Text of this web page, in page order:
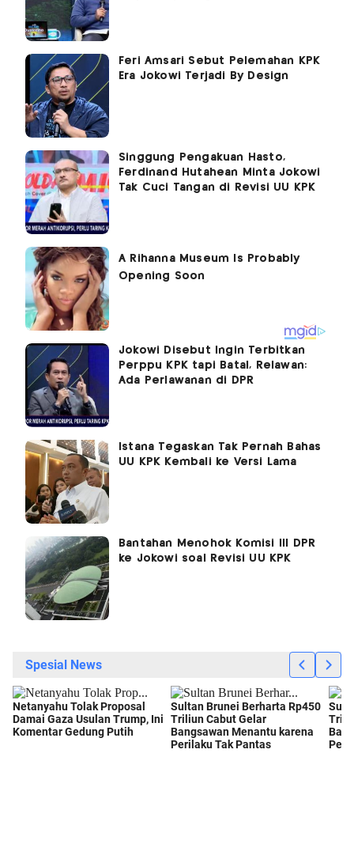
Feri Amsari Sebut Pelemahan KPK
Era Jokowi Terjadi By Design
Singgung Pengakuan Hasto,
Ferdinand Hutahean Minta Jokowi
Tak Cuci Tangan di Revisi UU KPK
Jokowi Disebut Ingin Terbitkan
Perppu KPK tapi Batal, Relawan:
Ada Perlawanan di DPR
Istana Tegaskan Tak Pernah Bahas
UU KPK Kembali ke Versi Lama
Bantahan Menohok Komisi III DPR
ke Jokowi soal Revisi UU KPK